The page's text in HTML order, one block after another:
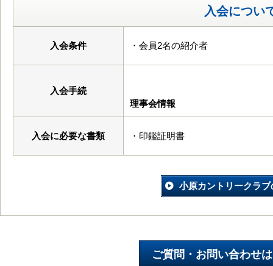
入会につい
入会条件 ・会員2名の紹介者
入会手続
理事会情報
入会に必要な書類 ・印鑑証明書
小原カントリークラ